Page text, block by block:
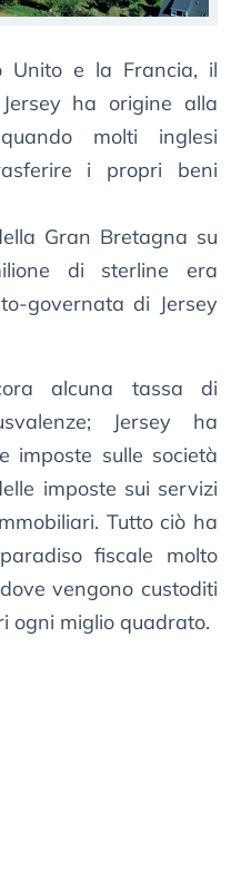
Unito e la Francia, il
ha origine alla
molti inglesi
i propri beni
Gran Bretagna su
di sterline era
governata di Jersey
alcuna tassa di
Jersey ha
imposte sulle società
imposte sui servizi
Tutto ciò ha
fiscale molto
vengono custoditi
ogni miglio quadrato.